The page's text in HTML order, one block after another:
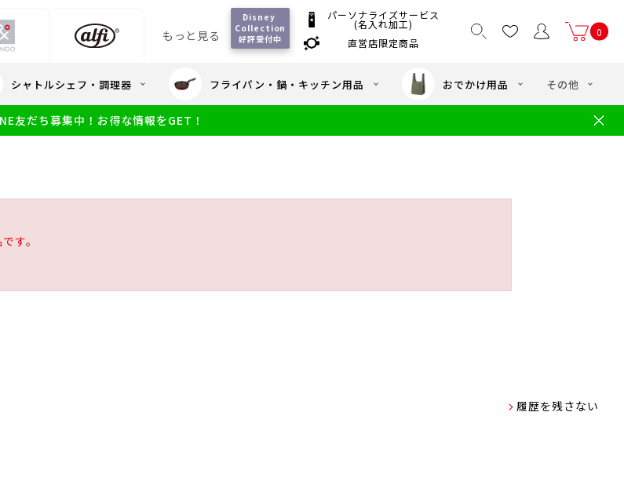
もっと見る
以上送料無料
サーモスのeギフト
ギフトのご案内
Disney
Collection
好評受付中
パーソナライズサービス
(名入れ加工)
直営店限定商品
対応 幼児・園児向け水筒
0
シャトルシェフ・調理器 フライパン・鍋・キッチン用品 おでかけ用品 その他
友だち募集中！お得な情報をGET！
す。
履歴を残さない